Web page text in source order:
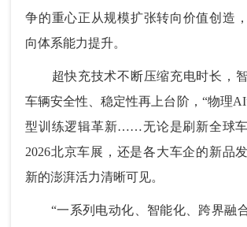
争的重心正从规模扩张转向价值创造
向体系能力提升。
超快充技术不断压缩充电时长，智
车辆安全性、稳定性再上台阶，“物理
型训练逻辑革新……无论是刷新全球
2026北京车展，还是各大车企的新品
新的澎湃活力清晰可见。
“一系列电动化、智能化、跨界融